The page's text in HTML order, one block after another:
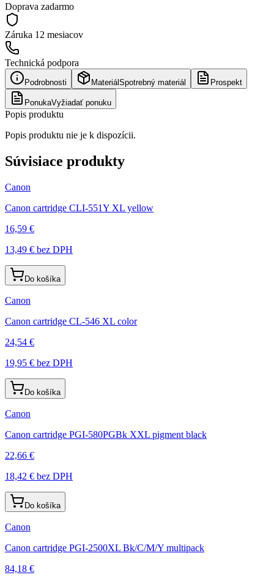
Doprava zadarmo
Záruka 12 mesiacov
Technická podpora
Podrobnosti Materiál Spotrebný materiál Prospekt
PonukaVyžiadať ponuku
Popis produktu
Popis produktu nie je k dispozícii.
Súvisiace produkty
Canon
Canon cartridge CLI-551Y XL yellow
16,59 €
13,49 € bez DPH
Do košíka
Canon
Canon cartridge CL-546 XL color
24,54 €
19,95 € bez DPH
Do košíka
Canon
Canon cartridge PGI-580PGBk XXL pigment black
22,66 €
18,42 € bez DPH
Do košíka
Canon
Canon cartridge PGI-2500XL Bk/C/M/Y multipack
84,18 €